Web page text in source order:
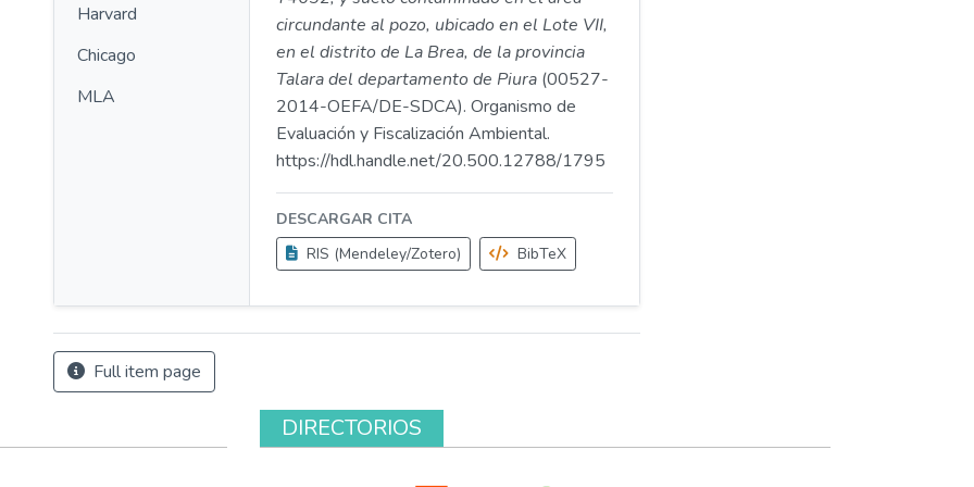
Harvard
Chicago
MLA
circundante al pozo, ubicado en el Lote VII,
en el distrito de La Brea, de la provincia
Talara del departamento de Piura (00527-
2014-OEFA/DE-SDCA). Organismo de
Evaluación y Fiscalización Ambiental.
https://hdl.handle.net/20.500.12788/1795
DESCARGAR CITA
RIS (Mendeley/Zotero)
BibTeX
Full item page
DIRECTORIOS